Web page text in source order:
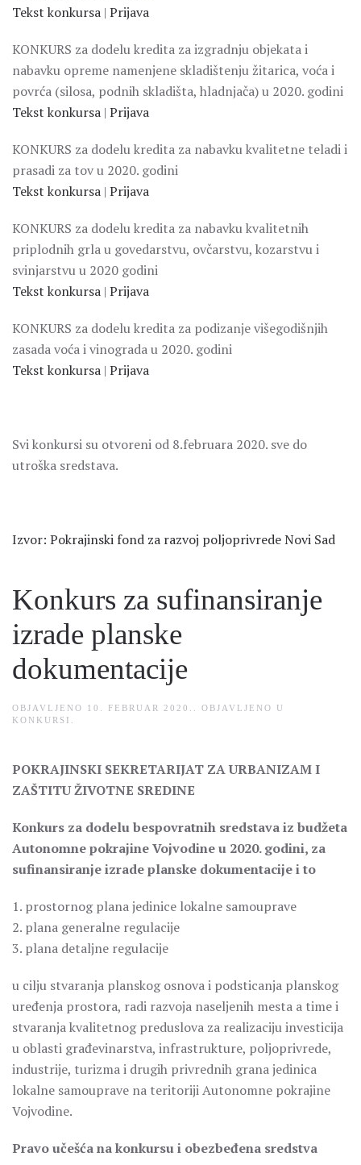
Tekst konkursa | Prijava
KONKURS za dodelu kredita za izgradnju objekata i
nabavku opreme namenjene skladištenju žitarica, voća i
povrća (silosa, podnih skladišta, hladnjača) u 2020. godini
Tekst konkursa | Prijava
KONKURS za dodelu kredita za nabavku kvalitetne teladi i
prasadi za tov u 2020. godini
Tekst konkursa | Prijava
KONKURS za dodelu kredita za nabavku kvalitetnih
priplodnih grla u govedarstvu, ovčarstvu, kozarstvu i
svinjarstvu u 2020 godini
Tekst konkursa | Prijava
KONKURS za dodelu kredita za podizanje višegodišnjih
zasada voća i vinograda u 2020. godini
Tekst konkursa | Prijava
Svi konkursi su otvoreni od 8.februara 2020. sve do
utroška sredstava.
Izvor: Pokrajinski fond za razvoj poljoprivrede Novi Sad
Konkurs za sufinansiranje
izrade planske
dokumentacije
OBJAVLJENO 10. FEBRUAR 2020.
. OBJAVLJENO U
KONKURSI
POKRAJINSKI SEKRETARIJAT ZA URBANIZAM I
ZAŠTITU ŽIVOTNE SREDINE
Konkurs za dodelu bespovratnih sredstava iz budžeta
Autonomne pokrajine Vojvodine u 2020. godini, za
sufinansiranje izrade planske dokumentacije i to
1. prostornog plana jedinice lokalne samouprave
2. plana generalne regulacije
3. plana detaljne regulacije
u cilju stvaranja planskog osnova i podsticanja planskog
uređenja prostora, radi razvoja naseljenih mesta a time i
stvaranja kvalitetnog preduslova za realizaciju investicija
u oblasti građevinarstva, infrastrukture, poljoprivrede,
industrije, turizma i drugih privrednih grana jedinica
lokalne samouprave na teritoriji Autonomne pokrajine
Vojvodine.
Pravo učešća na konkursu i obezbeđena sredstva